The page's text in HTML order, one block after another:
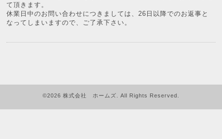
て頂きます。
休業日中のお問い合わせにつきましては、26日以降でのお返事と
なってしまいますので、ご了承下さい。
©2026 株式会社 ホームズ . All Rights Reserved.